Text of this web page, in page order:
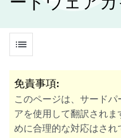
list
免責事項:
このページは、サード
アを使用して翻訳され
めに合理的な対応はされ